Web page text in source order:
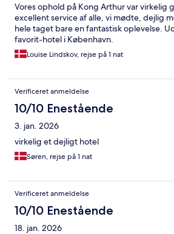
Vores ophold på Kong Arthur var virkelig
excellent service af alle, vi mødte, dejlig
hele taget bare en fantastisk oplevelse.
favorit-hotel i København.
Louise Lindskov, rejse på 1 nat
Verificeret anmeldelse
10/10 Enestående
3. jan. 2026
virkelig et dejligt hotel
Søren, rejse på 1 nat
Verificeret anmeldelse
10/10 Enestående
18. jan. 2026